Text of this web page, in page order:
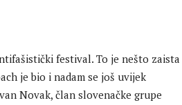
festival. To je nešto zaista
je bio i nadam se još uvijek
Novak, član slovenačke grupe